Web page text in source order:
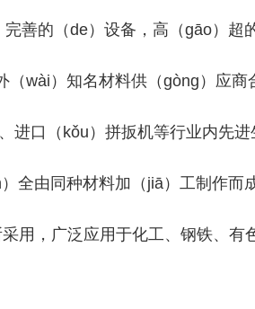
的（de）设备，高（gāo）超
）知名材料供（gòng）应商
口（kǒu）拼扳机等行业内先
全由同种材料加（jiā）工制作
用，广泛应用于化工、钢铁、